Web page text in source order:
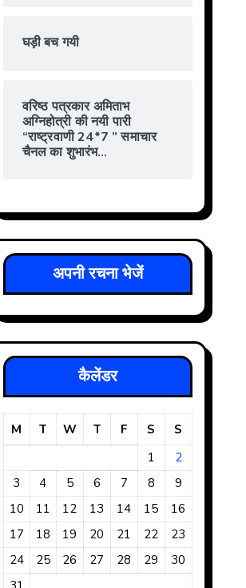
घड़ी बच गयी
वरिष्ठ पत्रकार अमिताभ
अग्निहोत्री की नयी पारी
“राष्ट्रवाणी 24*7 ” समाचार
चैनल का शुभारंभ…
अपनी रचना भेजें
कैलेंडर
M T W T F S
S
1
2
3
4 5 6 7 8
9
10
11 12 13 14 15
16
17
18 19 20 21 22
23
24
25 26 27 28 29
30